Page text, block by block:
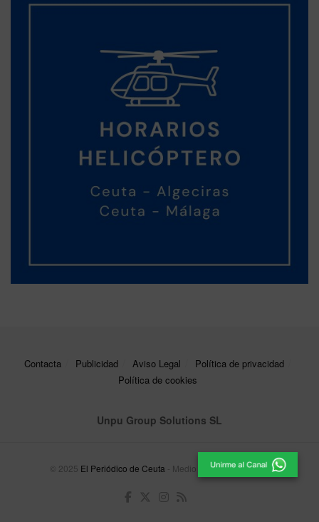
Contacta Publicidad Aviso Legal
Política de privacidad
Política de cookies
Unpu Group Solutions SL
© 2025 El Periódico de Ceuta - Medio de Comunicación